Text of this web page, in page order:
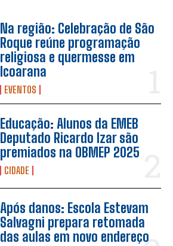
Na região: Celebração de São
Roque reúne programação
religiosa e quermesse em
Icoarana
EVENTOS
Educação: Alunos da EMEB
Deputado Ricardo Izar são
premiados na OBMEP 2025
CIDADE
Após danos: Escola Estevam
Salvagni prepara retomada
das aulas em novo endereço